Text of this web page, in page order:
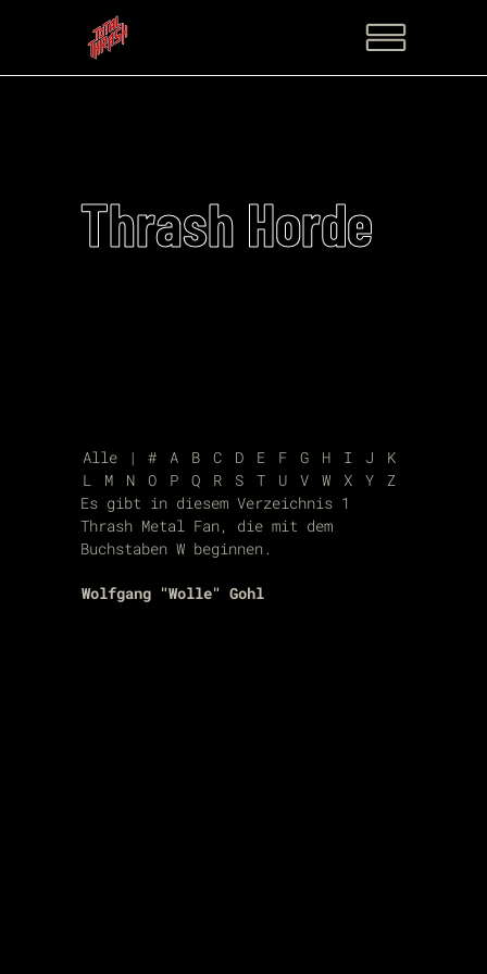
Thrash Horde
Alle | # A B C D E F G H I J
K
L
M N O P Q R S T U V W X Y
Z
Es gibt in diesem Verzeichnis 1
Thrash Metal Fan, die mit dem
Buchstaben W beginnen.
Wolfgang "Wolle" Gohl